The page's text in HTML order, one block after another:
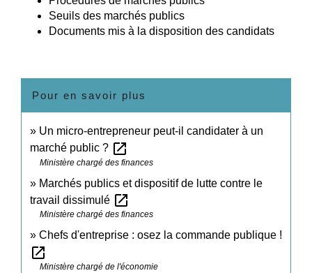
Seuils des marchés publics
Documents mis à la disposition des candidats
Pour en savoir plus
Un micro-entrepreneur peut-il candidater à un
marché public ? open_in_new
Ministère chargé des finances
Marchés publics et dispositif de lutte contre le
travail dissimulé open_in_new
Ministère chargé des finances
Chefs d'entreprise : osez la commande publique !
open_in_new
Ministère chargé de l'économie